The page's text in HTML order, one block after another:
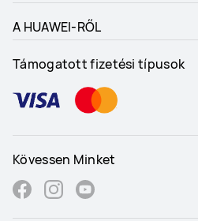
A HUAWEI-RŐL
Támogatott fizetési típusok
Kövessen Minket